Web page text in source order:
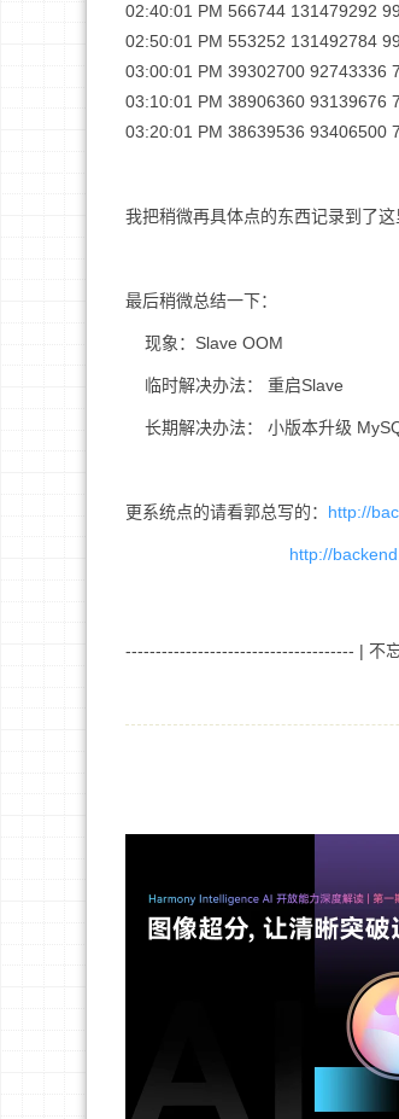
02:40:01 PM 566744 131479292
02:50:01 PM 553252 131492784
03:00:01 PM 39302700 92743336
03:10:01 PM 38906360 93139676
03:20:01 PM 38639536 93406500
我把稍微再具体点的东西记录到了这
最后稍微总结一下：
现象：Slave OOM
临时解决办法： 重启Slave
长期解决办法： 小版本升级
更系统点的请看郭总写的： http://
http://
-------------------------------------- | 不